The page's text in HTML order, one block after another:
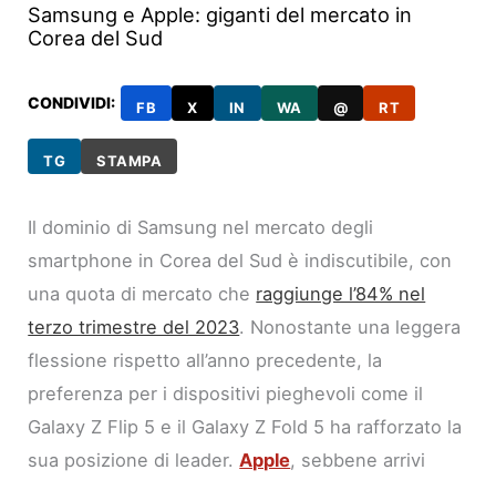
Samsung e Apple: giganti del mercato in
Corea del Sud
CONDIVIDI: FB X IN WA @ RT
TG STAMPA
Il dominio di Samsung nel mercato degli
smartphone in Corea del Sud è indiscutibile, con
una quota di mercato che raggiunge l’84% nel
terzo trimestre del 2023. Nonostante una leggera
flessione rispetto all’anno precedente, la
preferenza per i dispositivi pieghevoli come il
Galaxy Z Flip 5 e il Galaxy Z Fold 5 ha rafforzato la
sua posizione di leader.Apple, sebbene arrivi